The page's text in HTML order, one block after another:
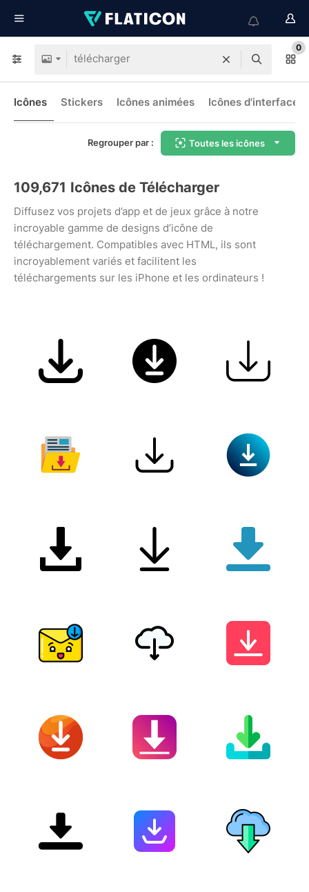
0
Icônes Stickers Icônes animées Icônes d'interface
Regrouper par : Toutes les icônes
109,671 Icônes de Télécharger
Diffusez vos projets d’app et de jeux grâce à notre
incroyable gamme de designs d’icône de
téléchargement. Compatibles avec HTML, ils sont
incroyablement variés et facilitent les
téléchargements sur les iPhone et les ordinateurs !